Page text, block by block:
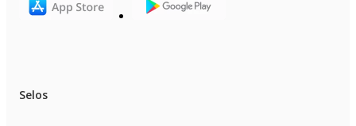
Selos